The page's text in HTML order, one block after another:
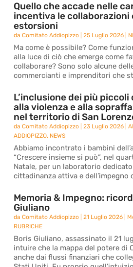
Quello che accade nelle
incentiva le collaborazioni
estorsioni
daComitato Addiopizzo |25 Luglio 2026
Ma come è possibile? Come
alla luce di ciò che emerge come
collaborare? Sono solo alcune
commercianti e imprenditori che
L’inclusione dei più
alla violenza e alla
nel territorio di San
daComitato Addiopizzo |23 Luglio 2026 |
ADDIOPIZZO, NEWS
Abbiamo incontrato i bambini
“Crescere insieme si può”, nel
Natale, per un laboratorio
cittadinanza attiva e dell’impegno
Memoria & Impegno:
Giuliano
daComitato Addiopizzo |21 Luglio 2026
RUBRICHE
Boris Giuliano, assassinato il 21
intuire che la mappa del potere di
anche dai flussi finanziari che